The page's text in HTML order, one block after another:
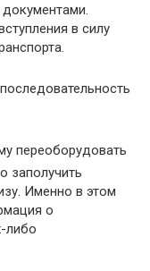
в силу
переоборудовать
заполучить
Именно в этом
о
либо